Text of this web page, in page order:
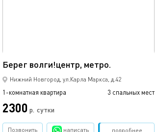
Берег волги!центр, метро.
Нижний Новгород, ул.Карла Маркса, д.42
1-комнатная квартира 3 спальных мест
2300 р. сутки
подробнее
Позвонить написать Забронировать